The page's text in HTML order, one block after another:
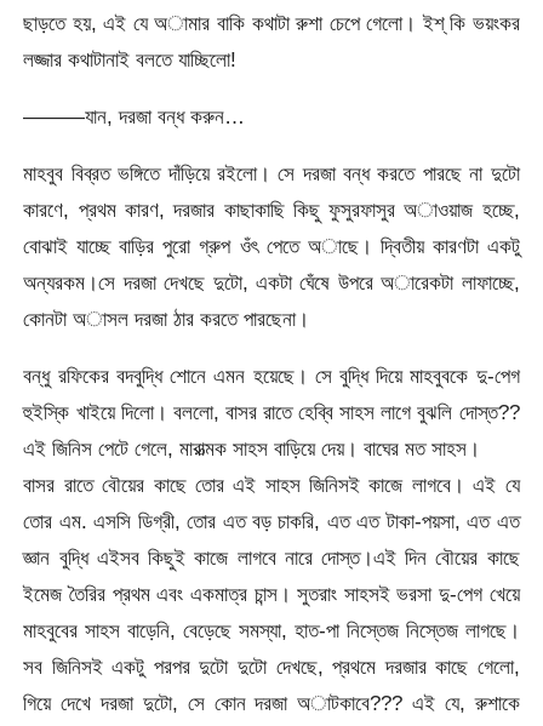
ছাড়তে হয়, এই যে অামার বাকি কথাটা রুশা চেপে গেলো। ইশ্ কি ভয়ংকর
লজ্জার কথাটানাই বলতে যাচ্ছিলো!
———যান, দরজা বন্ধ করুন…
মাহবুব বিব্রত ভঙ্গিতে দাঁড়িয়ে রইলো। সে দরজা বন্ধ করতে পারছে না দুটো
কারণে, প্রথম কারণ, দরজার কাছাকাছি কিছু ফুসুরফাসুর অাওয়াজ হচ্ছে,
বোঝাই যাচ্ছে বাড়ির পুরো গ্রুপ ওঁৎ পেতে অাছে। দ্বিতীয় কারণটা একটু
অন্যরকম।সে দরজা দেখছে দুটো, একটা ঘেঁষে উপরে অারেকটা লাফাচ্ছে,
কোনটা অাসল দরজা ঠার করতে পারছেনা।
বন্ধু রফিকের বদবুদ্ধি শোনে এমন হয়েছে। সে বুদ্ধি দিয়ে মাহবুবকে দু-পেগ
হুইস্কি খাইয়ে দিলো। বললো, বাসর রাতে হেব্বি সাহস লাগে বুঝলি দোস্ত??
এই জিনিস পেটে গেলে, মারাত্মক সাহস বাড়িয়ে দেয়। বাঘের মত সাহস।
বাসর রাতে বৌয়ের কাছে তোর এই সাহস জিনিসই কাজে লাগবে। এই যে
তোর এম. এসসি ডিগ্রী, তোর এত বড় চাকরি, এত এত টাকা-পয়সা, এত এত
জ্ঞান বুদ্ধি এইসব কিছুই কাজে লাগবে নারে দোস্ত।এই দিন বৌয়ের কাছে
ইমেজ তৈরির প্রথম এবং একমাত্র চান্স। সুতরাং সাহসই ভরসা দু-পেগ খেয়ে
মাহবুবের সাহস বাড়েনি, বেড়েছে সমস্যা, হাত-পা নিস্তেজ নিস্তেজ লাগছে।
সব জিনিসই একটু পরপর দুটো দুটো দেখছে, প্রথমে দরজার কাছে গেলো,
গিয়ে দেখে দরজা দুটো, সে কোন দরজা অাটকাবে??? এই যে, রুশাকে